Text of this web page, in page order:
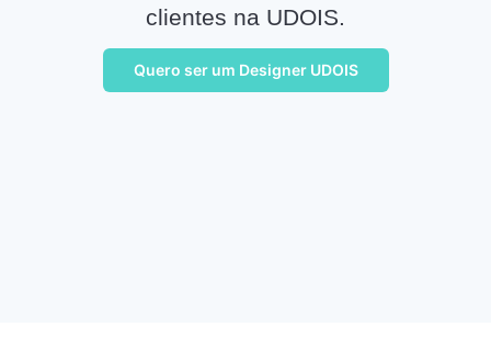
clientes na UDOIS.
Quero ser um Designer UDOIS